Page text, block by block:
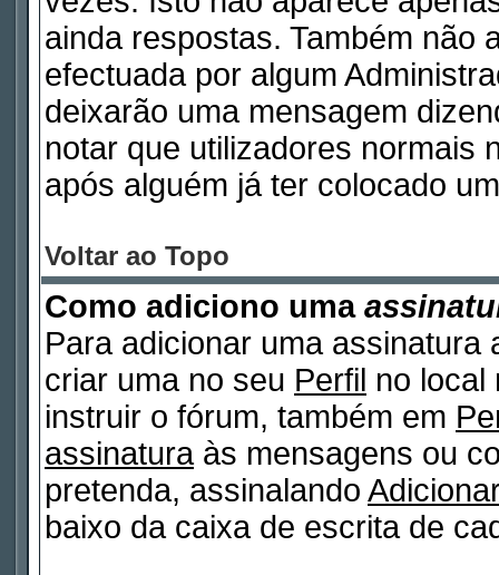
ainda respostas. Também não
efectuada por algum
deixarão uma mensagem
notar que utilizadores normais
após alguém já ter colocado
Voltar ao Topo
Como adiciono uma
Para adicionar uma
criar uma no seu Perfil no local
instruir o fórum, também em
assinaturaàs mensagens ou
pretenda, assinalando
baixo da caixa de escrita de